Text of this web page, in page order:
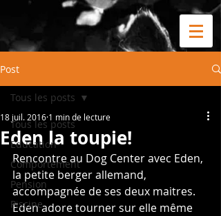
Post
Tous les posts
Education
Comportement
Pension
Piscine
Tous les posts
Eden la toupie!
18 juil. 2016 1 min de lecture
Rencontre au Dog Center avec Eden,
la petite berger allemand,
accompagnée de ses deux maitres.
Eden adore tourner sur elle même